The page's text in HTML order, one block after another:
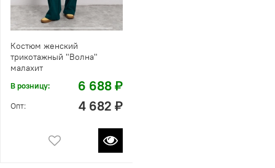
Костюм женский
трикотажный "Волна"
малахит
В розницу: 6 688 ₽
Опт: 4 682 ₽